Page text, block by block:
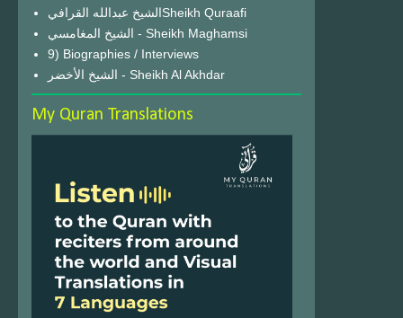
الشيخ عبدالله القرافيSheikh Quraafi
الشيخ المغامسي - Sheikh Maghamsi
9) Biographies / Interviews
الشيخ الأخضر - Sheikh Al Akhdar
My Quran Translations